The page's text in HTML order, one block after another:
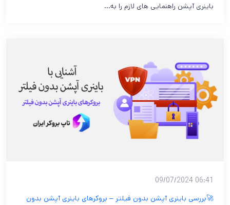
باینری آپشن راهنمایی های لازم را به…
06:41 09/07/2024
🚀بررسی باینری آپشن بدون فیلتر – بروکرهای باینری آپشن بدون